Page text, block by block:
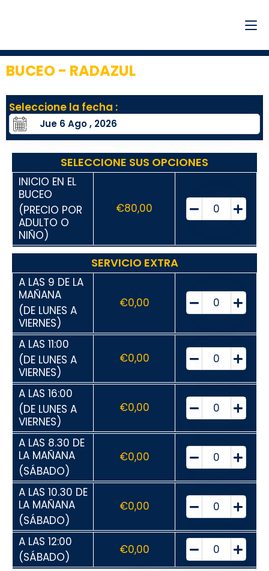
BUCEO - RADAZUL
Seleccione la fecha :
SELECCIONE SUS OPCIONES
INICIO EN EL
BUCEO
(PRECIO POR
ADULTO O
NIÑO)
€80,00
SERVICIO EXTRA
A LAS 9 DE LA
MAÑANA
(DE LUNES A
VIERNES)
€0,00
A LAS 11:00
(DE LUNES A
VIERNES)
€0,00
A LAS 16:00
(DE LUNES A
VIERNES)
€0,00
A LAS 8.30 DE
LA MAÑANA
(SÁBADO)
€0,00
A LAS 10.30 DE
LA MAÑANA
(SÁBADO)
€0,00
A LAS 12:00
(SÁBADO)
€0,00